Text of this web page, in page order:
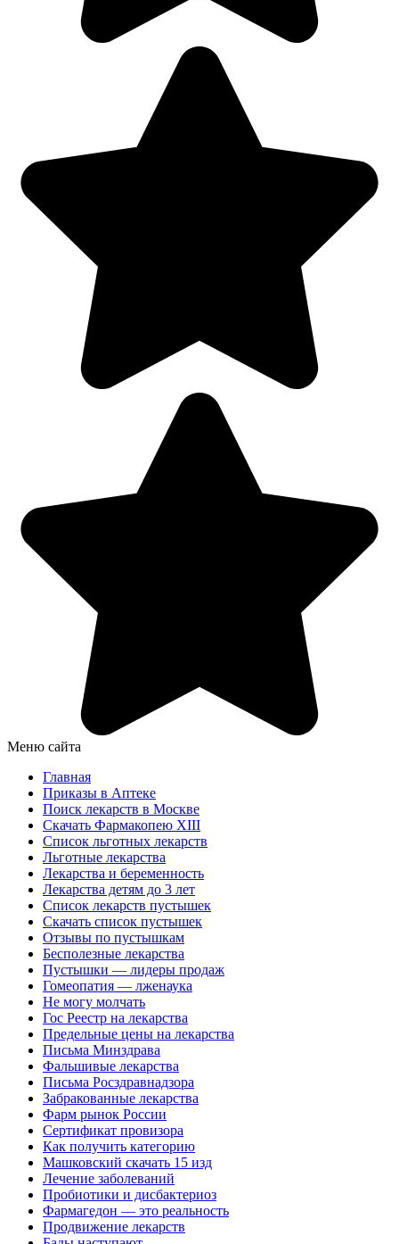
Меню сайта
Главная
Приказы в Аптеке
Поиск лекарств в Москве
Скачать Фармакопею XIII
Список льготных лекарств
Льготные лекарства
Лекарства и беременность
Лекарства детям до 3 лет
Список лекарств пустышек
Скачать список пустышек
Отзывы по пустышкам
Бесполезные лекарства
Пустышки — лидеры продаж
Гомеопатия — лженаука
Не могу молчать
Гос Реестр на лекарства
Предельные цены на лекарства
Письма Минздрава
Фальшивые лекарства
Письма Росздравнадзора
Забракованные лекарства
Фарм рынок России
Сертификат провизора
Как получить категорию
Машковский скачать 15 изд
Лечение заболеваний
Пробиотики и дисбактериоз
Фармагедон — это реальность
Продвижение лекарств